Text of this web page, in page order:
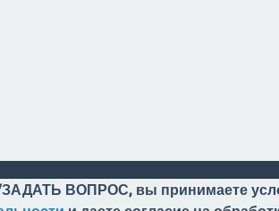
ВОПРОС, вы принимаете